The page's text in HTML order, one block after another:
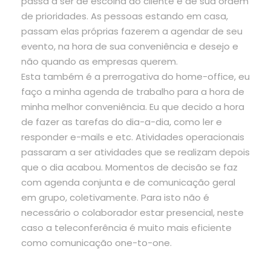
de prioridades. As pessoas estando em casa,
passam elas próprias fazerem a agendar de seu
evento, na hora de sua conveniência e desejo e
não quando as empresas querem.
Esta também é a prerrogativa do home-office, eu
faço a minha agenda de trabalho para a hora de
minha melhor conveniência. Eu que decido a hora
de fazer as tarefas do dia-a-dia, como ler e
responder e-mails e etc. Atividades operacionais
passaram a ser atividades que se realizam depois
que o dia acabou. Momentos de decisão se faz
com agenda conjunta e de comunicação geral
em grupo, coletivamente. Para isto não é
necessário o colaborador estar presencial, neste
caso a teleconferência é muito mais eficiente
como comunicação one-to-one.